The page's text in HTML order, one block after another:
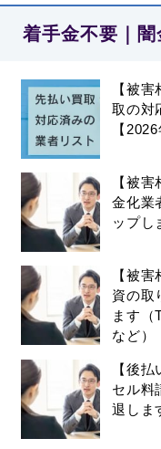
着手金不要｜
【被
取の対
【
【被
金化業
ップし
【被
資の取
ます（
など）
【後
セル料
退しま